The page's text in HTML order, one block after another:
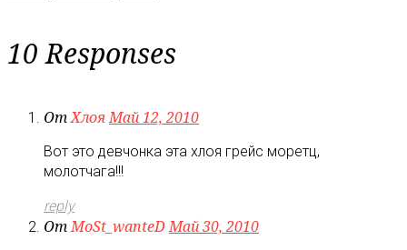
10 Responses
ОтХлояМай 12, 2010
Вот это девчонка эта хлоя грейс моретц,
молотчага!!!
reply
ОтMoSt_wanteD Май 30, 2010